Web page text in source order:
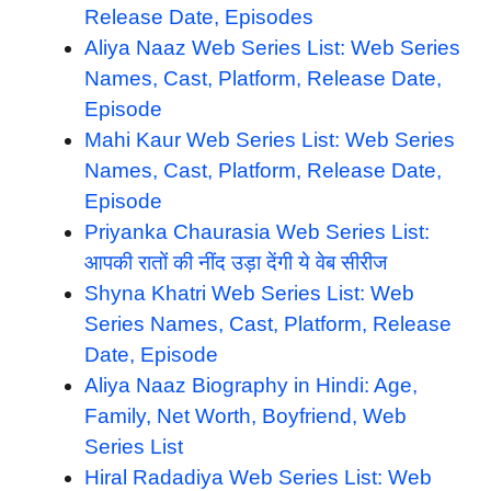
Release Date, Episodes
Aliya Naaz Web Series List: Web Series
Names, Cast, Platform, Release Date,
Episode
Mahi Kaur Web Series List: Web Series
Names, Cast, Platform, Release Date,
Episode
Priyanka Chaurasia Web Series List:
आपकी रातों की नींद उड़ा देंगी ये वेब सीरीज
Shyna Khatri Web Series List: Web
Series Names, Cast, Platform, Release
Date, Episode
Aliya Naaz Biography in Hindi: Age,
Family, Net Worth, Boyfriend, Web
Series List
Hiral Radadiya Web Series List: Web